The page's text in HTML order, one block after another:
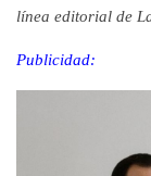
línea editorial de
Publicidad: